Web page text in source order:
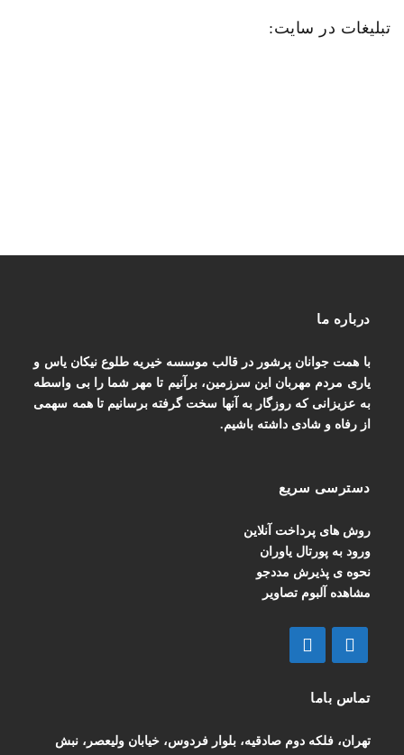
تبلیغات در سایت:
درباره ما
با همت جوانان پرشور در قالب موسسه خیریه طلوع نیکان یاس و
یاری مردم مهربان این سرزمین، برآنیم تا مهر شما را بی واسطه
به عزیزانی که روزگار به آنها سخت گرفته برسانیم تا همه سهمی
از رفاه و شادی داشته باشیم.
دسترسی سریع
روش های پرداخت آنلاین
ورود به پورتال یاوران
نحوه ی پذیرش مددجو
مشاهده آلبوم تصاویر
تماس باما
تهران، فلکه دوم صادقیه، بلوار فردوس، خیابان ولیعصر، نبش